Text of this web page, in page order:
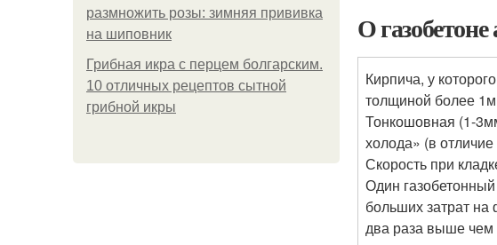
размножить розы: зимняя прививка
на шиповник
Грибная икра с перцем болгарским.
10 отличных рецептов сытной
грибной икры
О
Кирпича, у
толщиной более 1м
Тонкошовная (1-
холода» (в
Скорость при
Один
больших затрат
два раза выше чем